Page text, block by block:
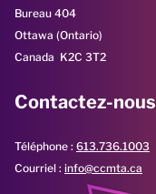
Bureau 404
Ottawa (Ontario)
Canada K2C 3T2
Contactez-nous
Téléphone : 613.736.1003
Courriel : info@ccmta.ca